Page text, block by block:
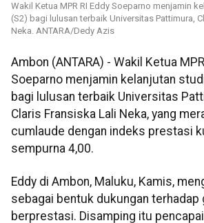
Wakil Ketua MPR RI Eddy Soeparno menjamin
(S2) bagi lulusan terbaik Universitas Pattimura,
Neka. ANTARA/Dedy Azis
Ambon (ANTARA) - Wakil Ketua
Soeparno menjamin kelanjutan
bagi lulusan terbaik Universitas
Claris Fransiska Lali Neka, yang
cumlaude dengan indeks prestasi
sempurna 4,00.
Eddy di Ambon, Maluku, Kamis,
sebagai bentuk dukungan terhadap
berprestasi. Disamping itu